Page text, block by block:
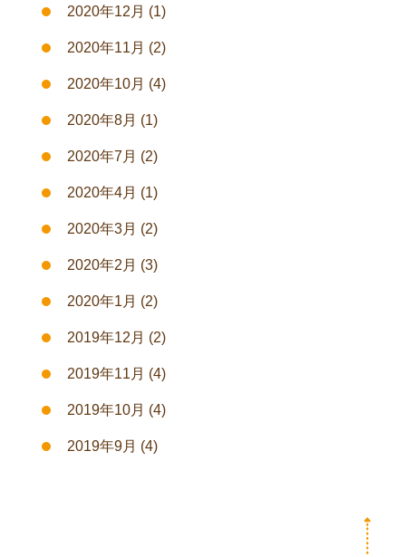
2020年12月 (1)
2020年11月 (2)
2020年10月 (4)
2020年8月 (1)
2020年7月 (2)
2020年4月 (1)
2020年3月 (2)
2020年2月 (3)
2020年1月 (2)
2019年12月 (2)
2019年11月 (4)
2019年10月 (4)
2019年9月 (4)